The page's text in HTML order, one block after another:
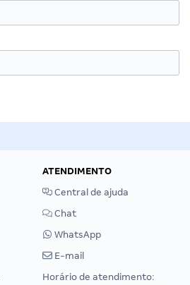
ATENDIMENTO
Central de ajuda
Chat
WhatsApp
E-mail
Horário de atendimento: